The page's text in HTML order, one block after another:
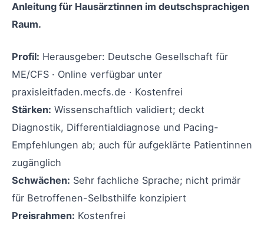
Anleitung für Hausärztinnen im deutschsprachigen
Raum.
Profil: Herausgeber: Deutsche Gesellschaft für
ME/CFS · Online verfügbar unter
praxisleitfaden.mecfs.de · Kostenfrei
Stärken: Wissenschaftlich validiert; deckt
Diagnostik, Differentialdiagnose und Pacing-
Empfehlungen ab; auch für aufgeklärte Patientinnen
zugänglich
Schwächen: Sehr fachliche Sprache; nicht primär
für Betroffenen-Selbsthilfe konzipiert
Preisrahmen: Kostenfrei